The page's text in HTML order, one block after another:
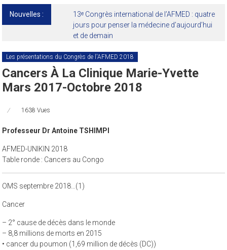
Nouvelles :
13ᵉ Congrès international de l’AFMED : quatre
jours pour penser la médecine d’aujourd’hui
et de demain
Les présentations du Congrès de l'AFMED 2018
Cancers À La Clinique Marie-Yvette
Mars 2017-Octobre 2018
1638 Vues
Professeur Dr Antoine TSHIMPI
AFMED-UNIKIN 2018
Table ronde : Cancers au Congo
OMS septembre 2018…(1)
Cancer
– 2° cause de décès dans le monde
– 8,8 millions de morts en 2015
• cancer du poumon (1,69 million de décès (DC))